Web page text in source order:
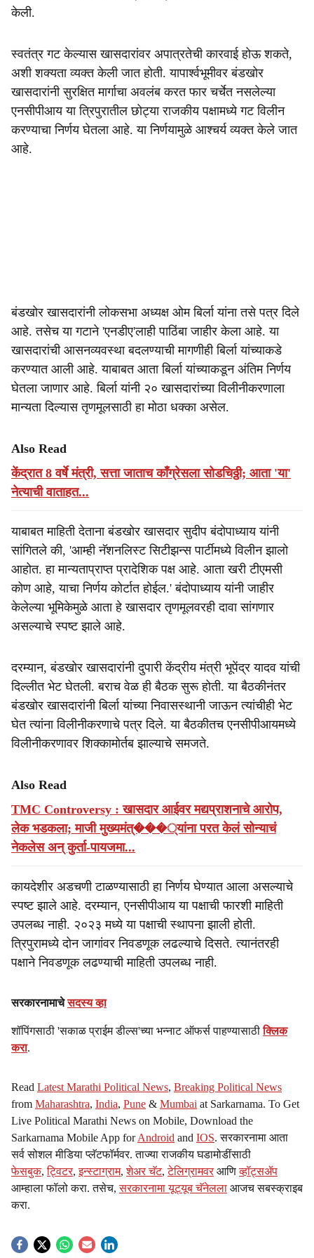
केली.
स्वतंत्र गट केल्यास खासदारांवर अपात्रतेची कारवाई होऊ शकते,
अशी शक्यता व्यक्त केली जात होती. यापार्श्वभूमीवर बंडखोर
खासदारांनी सुरक्षित मार्गाचा अवलंब करत फार चर्चेत नसलेल्या
एनसीपीआय या त्रिपुरातील छोट्या राजकीय पक्षामध्ये गट विलीन
करण्याचा निर्णय घेतला आहे. या निर्णयामुळे आश्चर्य व्यक्त केले जात
आहे.
बंडखोर खासदारांनी लोकसभा अध्यक्ष ओम बिर्ला यांना तसे पत्र दिले
आहे. तसेच या गटाने 'एनडीए'लाही पाठिंबा जाहीर केला आहे. या
खासदारांची आसनव्यवस्था बदलण्याची मागणीही बिर्ला यांच्याकडे
करण्यात आली आहे. याबाबत आता बिर्ला यांच्याकडून अंतिम निर्णय
घेतला जाणार आहे. बिर्ला यांनी २० खासदारांच्या विलीनीकरणाला
मान्यता दिल्यास तृणमूलसाठी हा मोठा धक्का असेल.
Also Read
केंद्रात 8 वर्षे मंत्री, सत्ता जाताच काँग्रेसला सोडचिठ्ठी; आता 'या'
नेत्याची वाताहत...
याबाबत माहिती देताना बंडखोर खासदार सुदीप बंदोपाध्याय यांनी
सांगितले की, 'आम्ही नॅशनलिस्ट सिटीझन्स पार्टीमध्ये विलीन झालो
आहोत. हा मान्यताप्राप्त प्रादेशिक पक्ष आहे. आता खरी टीएमसी
कोण आहे, याचा निर्णय कोर्टात होईल.' बंदोपाध्याय यांनी जाहीर
केलेल्या भूमिकेमुळे आता हे खासदार तृणमूलवरही दावा सांगणार
असल्याचे स्पष्ट झाले आहे.
दरम्यान, बंडखोर खासदारांनी दुपारी केंद्रीय मंत्री भूपेंद्र यादव यांची
दिल्लीत भेट घेतली. बराच वेळ ही बैठक सुरू होती. या बैठकीनंतर
बंडखोर खासदारांनी बिर्ला यांच्या निवासस्थानी जाऊन त्यांचीही भेट
घेत त्यांना विलीनीकरणाचे पत्र दिले. या बैठकीतच एनसीपीआयमध्ये
विलीनीकरणावर शिक्कामोर्तब झाल्याचे समजते.
Also Read
TMC Controversy : खासदार आईवर मद्यप्राशनाचे आरोप,
लेक भडकला; माजी मुख्यमंत्���्यांना परत केलं सोन्याचं
नेकलेस अन् कुर्ता-पायजमा...
कायदेशीर अडचणी टाळण्यासाठी हा निर्णय घेण्यात आला असल्याचे
स्पष्ट झाले आहे. दरम्यान, एनसीपीआय या पक्षाची फारशी माहिती
उपलब्ध नाही. २०२३ मध्ये या पक्षाची स्थापना झाली होती.
त्रिपुरामध्ये दोन जागांवर निवडणूक लढल्याचे दिसते. त्यानंतरही
पक्षाने निवडणूक लढण्याची माहिती उपलब्ध नाही.
सरकारनामाचेसदस्य व्हा
शॉपिंगसाठी 'सकाळ प्राईम डील्स'च्या भन्नाट ऑफर्स पाहण्यासाठीक्लिक
करा.
Read Latest Marathi Political News, Breaking Political News
from Maharashtra, India, Pune & Mumbai at Sarkarnama. To Get
Live Political Marathi News on Mobile, Download the
Sarkarnama Mobile App forAndroid and IOS. सरकारनामा आता
सर्व सोशल मीडिया प्लॅटफॉर्मवर. ताज्या राजकीय घडामोडींसाठी
फेसबुक,ट्विटर,इन्स्टाग्राम,शेअर चॅट,टेलिग्रामवर आणिव्हॉट्सॲप
आम्हाला फॉलो करा. तसेच,सरकारनामा यूट्यूब चॅनेलला आजच सबस्क्राइब
करा.